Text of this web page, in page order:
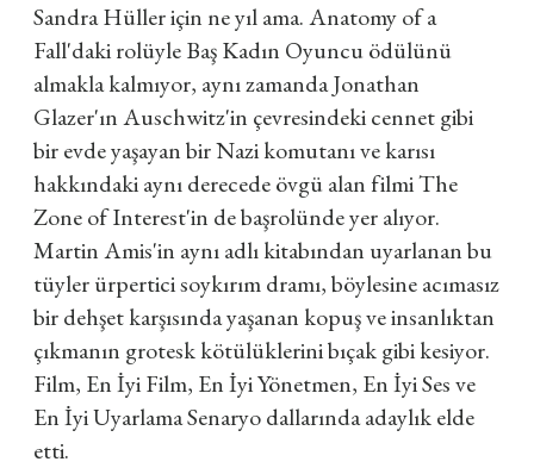
Sandra Hüller için ne yıl ama. Anatomy of a
Fall'daki rolüyle Baş Kadın Oyuncu ödülünü
almakla kalmıyor, aynı zamanda Jonathan
Glazer'ın Auschwitz'in çevresindeki cennet gibi
bir evde yaşayan bir Nazi komutanı ve karısı
hakkındaki aynı derecede övgü alan filmi The
Zone of Interest'in de başrolünde yer alıyor.
Martin Amis'in aynı adlı kitabından uyarlanan bu
tüyler ürpertici soykırım dramı, böylesine acımasız
bir dehşet karşısında yaşanan kopuş ve insanlıktan
çıkmanın grotesk kötülüklerini bıçak gibi kesiyor.
Film, En İyi Film, En İyi Yönetmen, En İyi Ses ve
En İyi Uyarlama Senaryo dallarında adaylık elde
etti.